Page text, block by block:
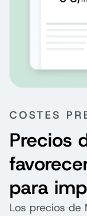
COSTES
Precios
para
Los precios de